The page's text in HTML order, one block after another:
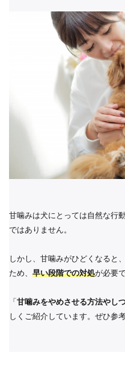
甘噛みは犬にとっては自然な行
ではありません。
しかし、甘噛みがひどくなると
ため、 早い段階での対処が必要で
「甘噛みをやめさせる方法やし
しくご紹介しています。ぜひ参